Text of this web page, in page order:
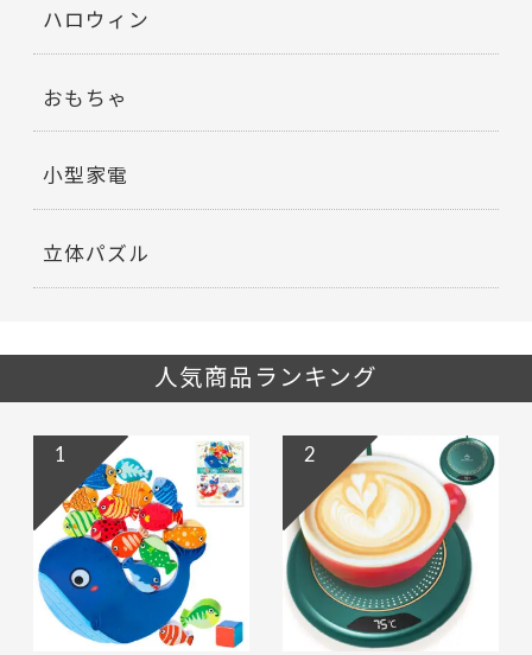
ハロウィン
おもちゃ
小型家電
立体パズル
人気商品ランキング
1 2